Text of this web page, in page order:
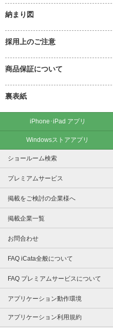
納まり図
採用上のご注意
商品保証について
裏表紙
iPhone･iPad アプリ
Windowsストアアプリ
ショールーム検索
プレミアムサービス
掲載をご検討の企業様へ
掲載企業一覧
お問合わせ
FAQ iCata全般について
FAQ プレミアムサービスについて
アプリケーション動作環境
アプリケーション利用規約